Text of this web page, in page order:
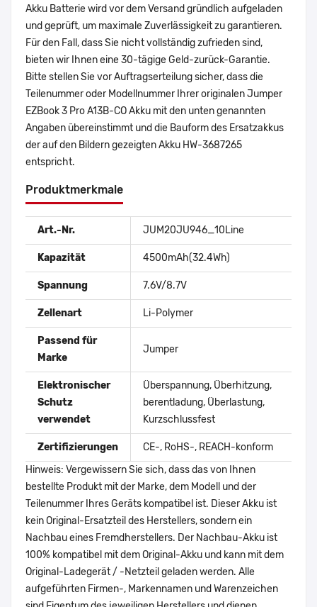
Akku Batterie wird vor dem Versand gründlich aufgeladen
und geprüft, um maximale Zuverlässigkeit zu garantieren.
Für den Fall, dass Sie nicht vollständig zufrieden sind,
bieten wir Ihnen eine 30-tägige Geld-zurück-Garantie.
Bitte stellen Sie vor Auftragserteilung sicher, dass die
Teilenummer oder Modellnummer Ihrer originalen Jumper
EZBook 3 Pro A13B-CO Akku mit den unten genannten
Angaben übereinstimmt und die Bauform des Ersatzakkus
der auf den Bildern gezeigten Akku HW-3687265
entspricht.
Produktmerkmale
Art.-Nr. JUM20JU946_10Line
Kapazität 4500mAh(32.4Wh)
Spannung 7.6V/8.7V
Zellenart Li-Polymer
Passend für
Marke
Jumper
Elektronischer
Schutz
verwendet
Überspannung, Überhitzung,
berentladung, Überlastung,
Kurzschlussfest
Zertifizierungen
CE-, RoHS-, REACH-konform
Hinweis: Vergewissern Sie sich, dass das von Ihnen
bestellte Produkt mit der Marke, dem Modell und der
Teilenummer Ihres Geräts kompatibel ist. Dieser Akku ist
kein Original-Ersatzteil des Herstellers, sondern ein
Nachbau eines Fremdherstellers. Der Nachbau-Akku ist
100% kompatibel mit dem Original-Akku und kann mit dem
Original-Ladegerät / -Netzteil geladen werden. Alle
aufgeführten Firmen-, Markennamen und Warenzeichen